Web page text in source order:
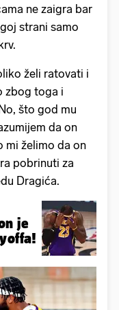
ne zaigra bar
strani samo
želi ratovati i
zbog toga i
što god mu
da on
mi želimo da on
pobrinuti za
Dragića.
je